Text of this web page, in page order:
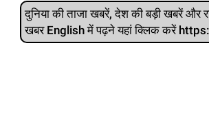
दुनिया की ताजा खबरें, देश की बड़ी खबरें और
खबर English में पढ़ने यहां क्लिक करें